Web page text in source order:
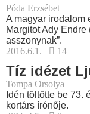
Póda Erzsébet
A magyar irodalom
Margitot Ady
asszonynak”.
2016.6.1.
14
Tíz idézet
Tompa Orsolya
Idén töltötte be 73.
kortárs írónője.